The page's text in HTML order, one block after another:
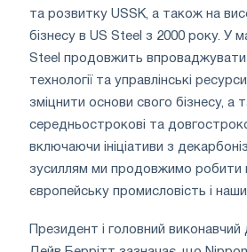
та розвитку USSK, а також на
бізнесу в US Steel з 2000 року. У
Steel продовжить впроваджувати
технології та управлінські
зміцнити основи свого бізнесу, а
середньострокові та
включаючи ініціативи з
зусиллям ми продовжимо робити
європейську промисловість і
Президент і головний